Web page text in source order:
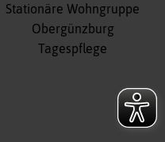
Stationäre Wohngruppe
Obergünzburg
Tagespflege